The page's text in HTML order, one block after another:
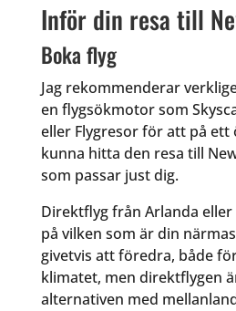
Inför din resa till
Boka flyg
Jag rekommenderar
en flygsökmotor som
eller Flygresor för att på ett
kunna hitta den resa till
som passar just dig.
Direktflyg från Arlanda
på vilken som är din
givetvis att föredra, både
klimatet, men direktflygen
alternativen med